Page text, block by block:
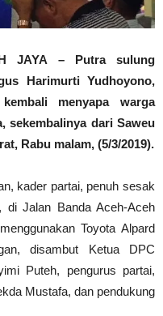
JAYA – Putra sulung
Harimurti Yudhoyono,
menyapa warga
sekembalinya dari Saweu
Rabu malam, (5/3/2019).
kader partai, penuh sesak
di Jalan Banda Aceh-Aceh
Toyota Alpard
disambut Ketua DPC
Puteh, pengurus partai,
Mustafa, dan pendukung